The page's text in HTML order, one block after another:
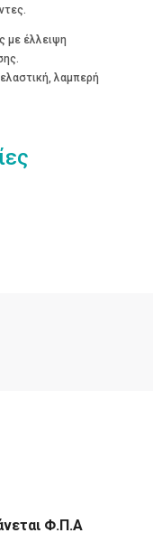
με έλλειψη
λαμπερή
Φ.Π.Α